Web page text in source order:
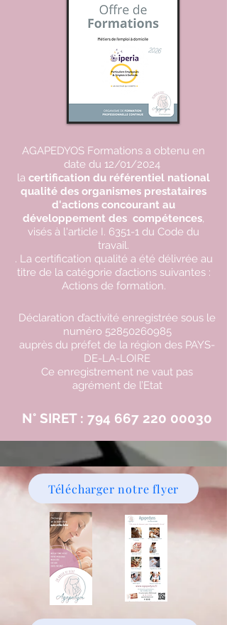
AGAPEDYOS Formations a obtenu en
date du 12/01/2024
la certification du référentiel national
qualité des organismes prestataires
d'actions concourant au
développement des compétences,
visés à l'article I. 6351-1 du Code du
travail.
. La certification qualité a été délivrée au
titre de la catégorie d’actions suivantes :
Actions de formation.
Déclaration d’activité enregistrée sous le
numéro 52850260985
auprès du préfet de la région des PAYS-
DE-LA-LOIRE
Ce enregistrement ne vaut pas
agrément de l’Etat
N° SIRET : 794 667 220 00030
Télécharger notre flyer